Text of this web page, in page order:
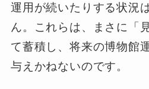
運用が続いたりする状況
ん。これらは、まさに「
て蓄積し、将来の博物館
与えかねないのです。